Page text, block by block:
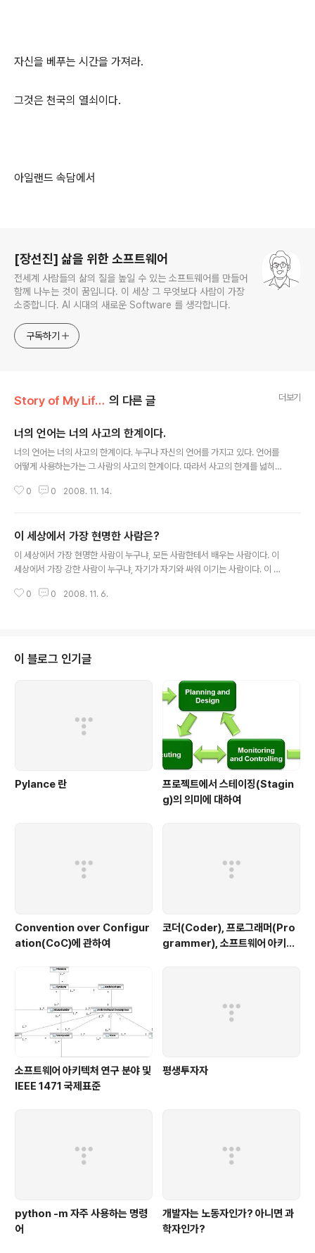
자신을 베푸는 시간을 가져라.
그것은 천국의 열쇠이다.
아일랜드 속담에서
[장선진] 삶을 위한 소프트웨어
전세계 사람들의 삶의 질을 높일 수 있는 소프트웨어를 만들어
함께 나누는 것이 꿈입니다. 이 세상 그 무엇보다 사람이 가장
소중합니다. AI 시대의 새로운 Software 를 생각합니다.
구독하기
Story of My Life/Maxim 의 다른 글 더보기
너의 언어는 너의 사고의 한계이다.
너의 언어는 너의 사고의 한계이다. 누구나 자신의 언어를 가지고 있다. 언어를
어떻게 사용하는가는 그 사람의 사고의 한계이다. 따라서 사고의 한계를 넓히는
하여 사고를 넓히는 과정을 위하여 꾸준하게 공부를 하여야 한다.
0 0 2008. 11. 14.
이 세상에서 가장 현명한 사람은?
이 세상에서 가장 현명한 사람이 누구냐, 모든 사람한테서 배우는 사람이다. 이
세상에서 가장 강한 사람이 누구냐, 자기가 자기와 싸워 이기는 사람이다. 이 세
유대인의 명언
0 0 2008. 11. 6.
이 블로그 인기글
Pylance 란
프로젝트에서 스테이징(Stagin
g)의 의미에 대하여
Convention over Configur
ation(CoC)에 관하여
코더(Coder), 프로그래머(Pro
grammer), 소프트웨어 아키텍
소프트웨어 아키텍처 연구 분야 및
IEEE 1471 국제표준
평생투자자
python -m 자주 사용하는 명령
어
개발자는 노동자인가? 아니면 과
학자인가?